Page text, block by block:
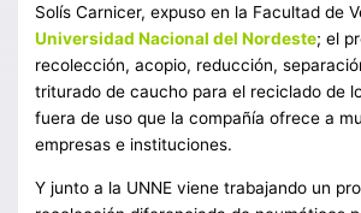
Solís Carnicer, expuso en la Facultad de
Universidad Nacional del Nordeste; el
recolección, acopio, reducción,
triturado de caucho para el reciclado de
fuera de uso que la compañía ofrece a
empresas e instituciones.
Y junto a la UNNE viene trabajando un